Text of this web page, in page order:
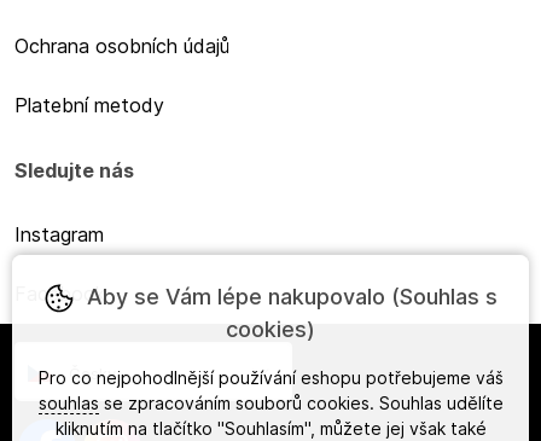
Ochrana osobních údajů
Platební metody
Sledujte nás
Instagram
Facebook
Česky
Aby se Vám lépe nakupovalo (Souhlas s
cookies)
Pro co nejpohodlnější používání eshopu potřebujeme váš
souhlas se zpracováním souborů cookies. Souhlas udělíte
kliknutím na tlačítko "Souhlasím", můžete jej však také